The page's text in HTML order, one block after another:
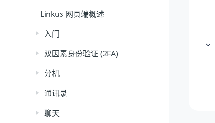
Linkus 网页端概述
入门
双因素身份验证 (2FA)
分机
通讯录
聊天